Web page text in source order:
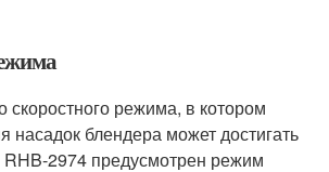
режима, в котором
насадок блендера может достигать
2974 предусмотрен режим